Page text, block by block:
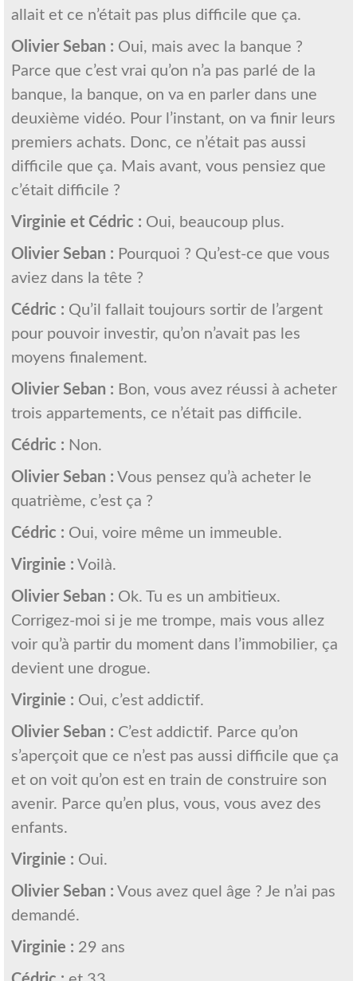
allait et ce n’était pas plus difficile que ça.
Olivier Seban : Oui, mais avec la banque ?
Parce que c’est vrai qu’on n’a pas parlé de la
banque, la banque, on va en parler dans une
deuxième vidéo. Pour l’instant, on va finir leurs
premiers achats. Donc, ce n’était pas aussi
difficile que ça. Mais avant, vous pensiez que
c’était difficile ?
Virginie et Cédric : Oui, beaucoup plus.
Olivier Seban : Pourquoi ? Qu’est-ce que vous
aviez dans la tête ?
Cédric : Qu’il fallait toujours sortir de l’argent
pour pouvoir investir, qu’on n’avait pas les
moyens finalement.
Olivier Seban : Bon, vous avez réussi à acheter
trois appartements, ce n’était pas difficile.
Cédric : Non.
Olivier Seban : Vous pensez qu’à acheter le
quatrième, c’est ça ?
Cédric : Oui, voire même un immeuble.
Virginie : Voilà.
Olivier Seban : Ok. Tu es un ambitieux.
Corrigez-moi si je me trompe, mais vous allez
voir qu’à partir du moment dans l’immobilier, ça
devient une drogue.
Virginie : Oui, c’est addictif.
Olivier Seban : C’est addictif. Parce qu’on
s’aperçoit que ce n’est pas aussi difficile que ça
et on voit qu’on est en train de construire son
avenir. Parce qu’en plus, vous, vous avez des
enfants.
Virginie : Oui.
Olivier Seban : Vous avez quel âge ? Je n’ai pas
demandé.
Virginie : 29 ans